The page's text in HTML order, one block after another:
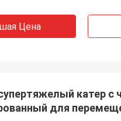
Цена
катер с
для